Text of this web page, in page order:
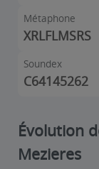
Métaphone
XRLFLMSRS
Soundex
C64145262
Évolution
Mezieres